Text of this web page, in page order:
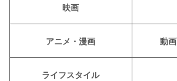
映画
アニメ・漫画 動
ライフスタイル